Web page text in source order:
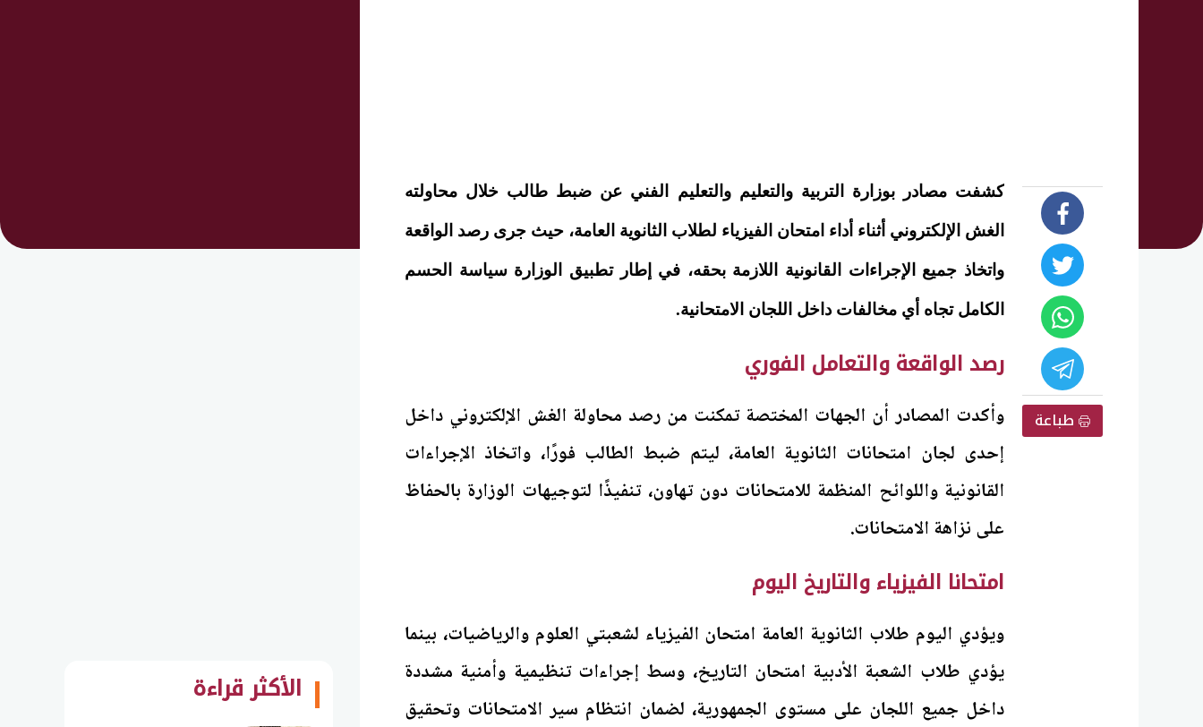
طباعة
كشفت مصادر بوزارة التربية والتعليم والتعليم الفني عن ضبط طالب خلال محاولته
الغش الإلكتروني أثناء أداء امتحان الفيزياء لطلاب الثانوية العامة، حيث جرى رصد الواقعة
واتخاذ جميع الإجراءات القانونية اللازمة بحقه، في إطار تطبيق الوزارة سياسة الحسم
الكامل تجاه أي مخالفات داخل اللجان الامتحانية.
رصد الواقعة والتعامل الفوري
وأكدت المصادر أن الجهات المختصة تمكنت من رصد محاولة الغش الإلكتروني داخل
إحدى لجان امتحانات الثانوية العامة، ليتم ضبط الطالب فورًا، واتخاذ الإجراءات
القانونية واللوائح المنظمة للامتحانات دون تهاون، تنفيذًا لتوجيهات الوزارة بالحفاظ
على نزاهة الامتحانات.
امتحانا الفيزياء والتاريخ اليوم
ويؤدي اليوم طلاب الثانوية العامة امتحان الفيزياء لشعبتي العلوم والرياضيات، بينما
يؤدي طلاب الشعبة الأدبية امتحان التاريخ، وسط إجراءات تنظيمية وأمنية مشددة
داخل جميع اللجان على مستوى الجمهورية، لضمان انتظام سير الامتحانات وتحقيق
الأكثر قراءة